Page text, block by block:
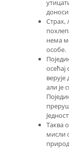
нема
особе.
али је
Таква
мисли